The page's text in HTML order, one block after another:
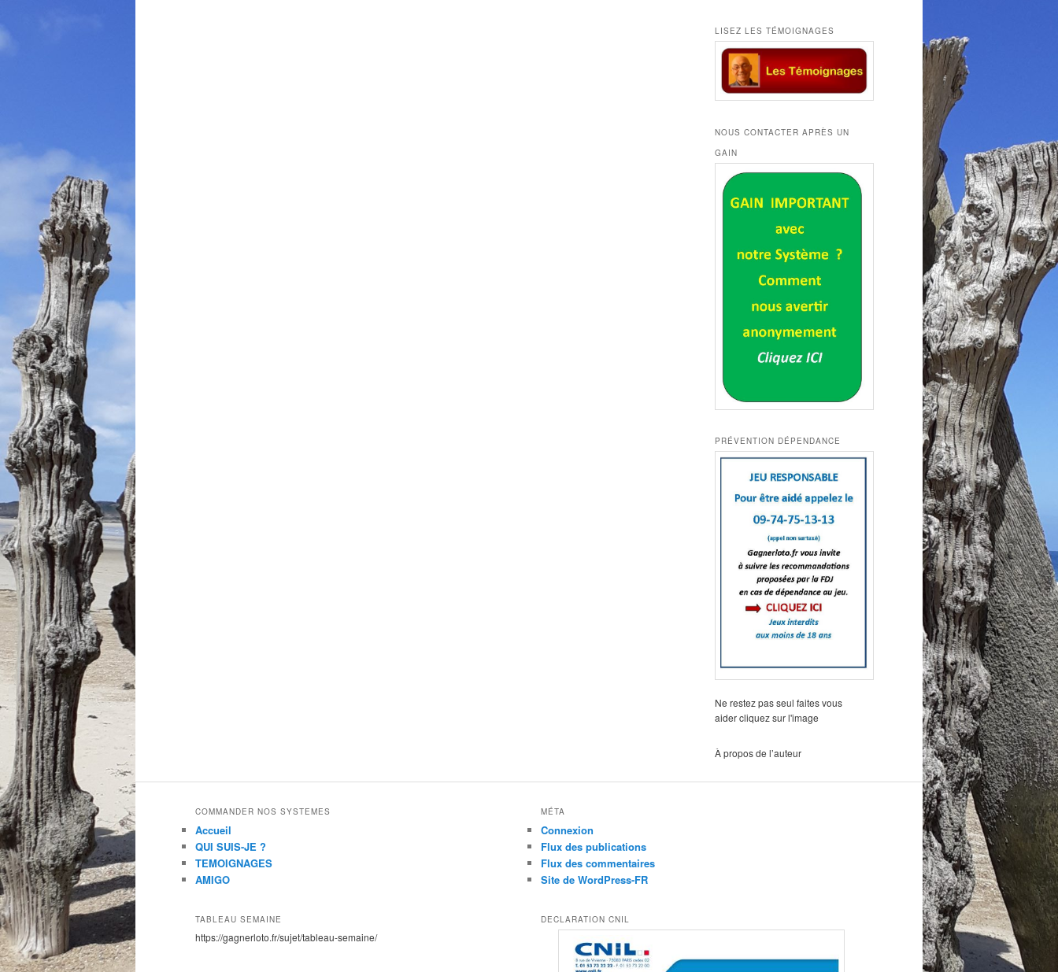
LISEZ LES TÉMOIGNAGES
NOUS CONTACTER APRÈS UN
GAIN
PRÉVENTION DÉPENDANCE
Ne restez pas seul faites vous
aider cliquez sur l'image
À propos de l’auteur
COMMANDER NOS SYSTEMES
Accueil
QUI SUIS-JE ?
TEMOIGNAGES
AMIGO
TABLEAU SEMAINE
https://gagnerloto.fr/sujet/tableau-semaine/
MÉTA
Connexion
Flux des publications
Flux des commentaires
Site de WordPress-FR
DECLARATION CNIL